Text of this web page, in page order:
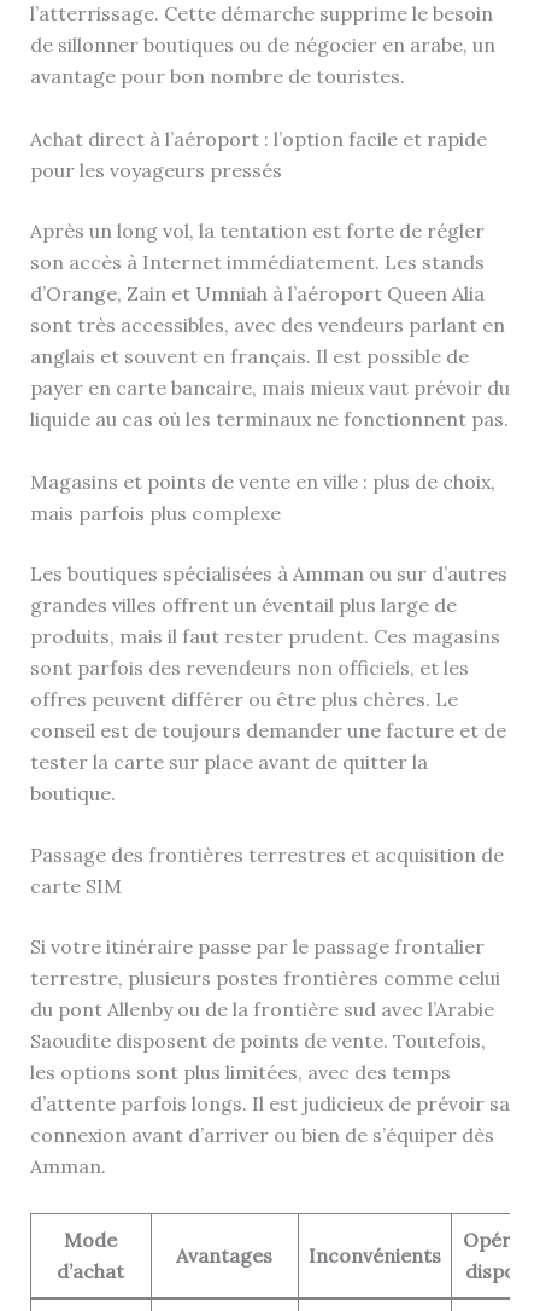
l’atterrissage. Cette démarche supprime le besoin
de sillonner boutiques ou de négocier en arabe, un
avantage pour bon nombre de touristes.
Achat direct à l’aéroport : l’option facile et rapide
pour les voyageurs pressés
Après un long vol, la tentation est forte de régler
son accès à Internet immédiatement. Les stands
d’Orange, Zain et Umniah à l’aéroport Queen Alia
sont très accessibles, avec des vendeurs parlant en
anglais et souvent en français. Il est possible de
payer en carte bancaire, mais mieux vaut prévoir du
liquide au cas où les terminaux ne fonctionnent pas.
Magasins et points de vente en ville : plus de choix,
mais parfois plus complexe
Les boutiques spécialisées à Amman ou sur d’autres
grandes villes offrent un éventail plus large de
produits, mais il faut rester prudent. Ces magasins
sont parfois des revendeurs non officiels, et les
offres peuvent différer ou être plus chères. Le
conseil est de toujours demander une facture et de
tester la carte sur place avant de quitter la
boutique.
Passage des frontières terrestres et acquisition de
carte SIM
Si votre itinéraire passe par le passage frontalier
terrestre, plusieurs postes frontières comme celui
du pont Allenby ou de la frontière sud avec l’Arabie
Saoudite disposent de points de vente. Toutefois,
les options sont plus limitées, avec des temps
d’attente parfois longs. Il est judicieux de prévoir sa
connexion avant d’arriver ou bien de s’équiper dès
Amman.
Mode
d’achat
Avantages Inconvénients